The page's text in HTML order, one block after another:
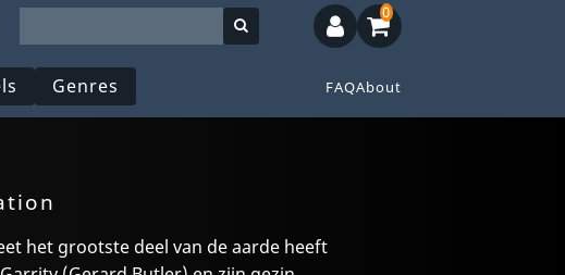
Genres FAQAbout
0
het grootste deel van de aarde heeft